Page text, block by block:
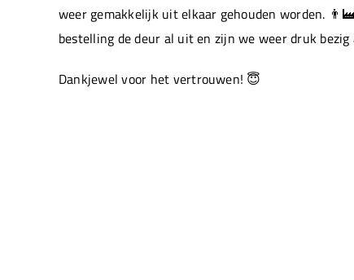
weer gemakkelijk uit elkaar gehouden worden.
bestelling de deur al uit en zijn we weer druk bezig
Dankjewel voor het vertrouwen! 😇